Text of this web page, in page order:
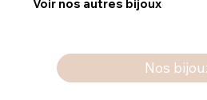
Voir nos autres bijoux
Nos